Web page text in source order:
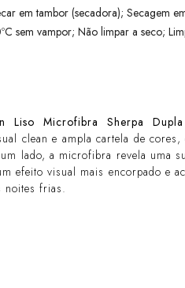
em tambor (secadora); Secagem
sem vampor; Não limpar a seco;
Liso Microfibra Sherpa
clean e ampla cartela de cores,
lado, a microfibra revela uma
efeito visual mais encorpado e
noites frias.